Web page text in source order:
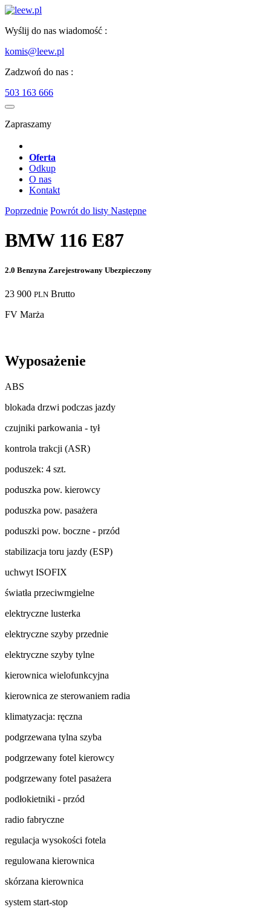
Wyślij do nas wiadomość :
komis@leew.pl
Zadzwoń do nas :
503 163 666
Zapraszamy
Oferta
Odkup
O nas
Kontakt
Poprzednie Powrót do listy Następne
BMW 116 E87
2.0 Benzyna Zarejestrowany Ubezpieczony
23 900 PLN Brutto
FV Marża
Wyposażenie
ABS
blokada drzwi podczas jazdy
czujniki parkowania - tył
kontrola trakcji (ASR)
poduszek: 4 szt.
poduszka pow. kierowcy
poduszka pow. pasażera
poduszki pow. boczne - przód
stabilizacja toru jazdy (ESP)
uchwyt ISOFIX
światła przeciwmgielne
elektryczne lusterka
elektryczne szyby przednie
elektryczne szyby tylne
kierownica wielofunkcyjna
kierownica ze sterowaniem radia
klimatyzacja: ręczna
podgrzewana tylna szyba
podgrzewany fotel kierowcy
podgrzewany fotel pasażera
podłokietniki - przód
radio fabryczne
regulacja wysokości fotela
regulowana kierownica
skórzana kierownica
system start-stop